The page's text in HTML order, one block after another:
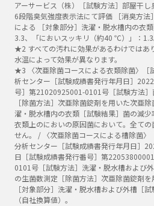
アーサービス（株）［試験方法］部屋干
6段階臭気強度表示法にて評価 ［消臭方
による ［対象部分］洗濯・脱水槽内の衣
3.3、「においスッキリ（約40 ℃）」：1.3
★2 すべての汚れに効果があるわけではあ
水温によって効果が異なります。
★3 〈次亜除菌コースによる衣類除菌〉［
析センター［試験成績書発行年月日］
号］第21020925001-0101号［試験方法
［除菌方法］次亜除菌錠剤を用いた次亜
濯・脱水槽内の衣類［試験結果］菌の減少
衣類上のにおいの原因菌において。全て
せん。 / 〈次亜除菌コースによる槽除菌
分析センター［試験成績書発行年月日］
日［試験成績書発行番号］第
0101号［試験方法］洗濯・脱水槽および
の生菌数測定［除菌方法］次亜除菌錠剤
［対象部分］洗濯・脱水槽および外槽［
（自社換算値）。